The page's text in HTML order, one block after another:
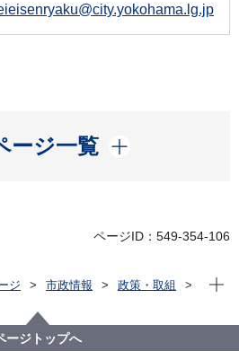
ージ一覧
開く
ページID：549-354-106
ジ 市政情報
政策・取組
民意識調査
現在
ージトップへ